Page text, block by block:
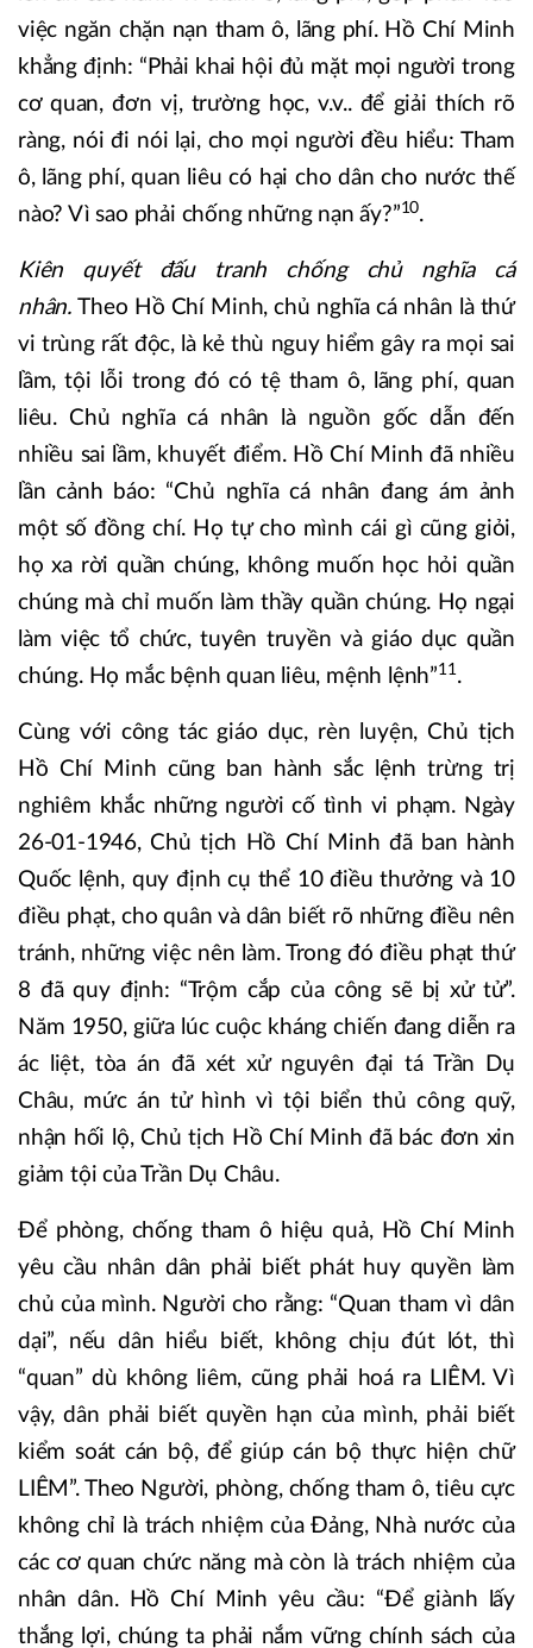
việc ngăn chặn nạn tham ô, lãng phí. Hồ Chí Minh
khẳng định: “Phải khai hội đủ mặt mọi người trong
cơ quan, đơn vị, trường học, v.v.. để giải thích rõ
ràng, nói đi nói lại, cho mọi người đều hiểu: Tham
ô, lãng phí, quan liêu có hại cho dân cho nước thế
nào? Vì sao phải chống những nạn ấy?”10.
Kiên quyết đấu tranh chống chủ nghĩa cá
nhân.
Theo Hồ Chí Minh, chủ nghĩa cá nhân là thứ
vi trùng rất độc, là kẻ thù nguy hiểm gây ra mọi sai
lầm, tội lỗi trong đó có tệ tham ô, lãng phí, quan
liêu. Chủ nghĩa cá nhân là nguồn gốc dẫn đến
nhiều sai lầm, khuyết điểm. Hồ Chí Minh đã nhiều
lần cảnh báo: “Chủ nghĩa cá nhân đang ám ảnh
một số đồng chí. Họ tự cho mình cái gì cũng giỏi,
họ xa rời quần chúng, không muốn học hỏi quần
chúng mà chỉ muốn làm thầy quần chúng. Họ ngại
làm việc tổ chức, tuyên truyền và giáo dục quần
chúng. Họ mắc bệnh quan liêu, mệnh lệnh”11.
Cùng với công tác giáo dục, rèn luyện, Chủ tịch
Hồ Chí Minh cũng ban hành sắc lệnh trừng trị
nghiêm khắc những người cố tình vi phạm. Ngày
26-01-1946, Chủ tịch Hồ Chí Minh đã ban hành
Quốc lệnh, quy định cụ thể 10 điều thưởng và 10
điều phạt, cho quân và dân biết rõ những điều nên
tránh, những việc nên làm. Trong đó điều phạt thứ
8 đã quy định: “Trộm cắp của công sẽ bị xử tử”.
Năm 1950, giữa lúc cuộc kháng chiến đang diễn ra
ác liệt, tòa án đã xét xử nguyên đại tá Trần Dụ
Châu, mức án tử hình vì tội biển thủ công quỹ,
nhận hối lộ, Chủ tịch Hồ Chí Minh đã bác đơn xin
giảm tội của Trần Dụ Châu.
Để phòng, chống tham ô hiệu quả, Hồ Chí Minh
yêu cầu nhân dân phải biết phát huy quyền làm
chủ của mình. Người cho rằng: “Quan tham vì dân
dại”, nếu dân hiểu biết, không chịu đút lót, thì
“quan” dù không liêm, cũng phải hoá ra LIÊM. Vì
vậy, dân phải biết quyền hạn của mình, phải biết
kiểm soát cán bộ, để giúp cán bộ thực hiện chữ
LIÊM”. Theo Người, phòng, chống tham ô, tiêu cực
không chỉ là trách nhiệm của Đảng, Nhà nước của
các cơ quan chức năng mà còn là trách nhiệm của
nhân dân. Hồ Chí Minh yêu cầu: “Để giành lấy
thắng lợi, chúng ta phải nắm vững chính sách của